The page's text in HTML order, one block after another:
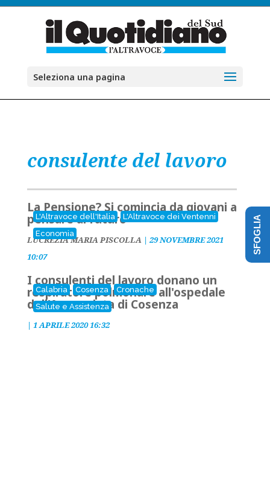
Seleziona una pagina
consulente del lavoro
L'Altravoce dell'Italia
L'Altravoce dei Ventenni
Economia
La Pensione? Si comincia da giovani a
pensare al futuro
LUCREZIA MARIA PISCOLLA| 29 NOVEMBRE 2021
10:07
Calabria Cosenza
Cronache
Salute e Assistenza
I consulenti del lavoro donano un
respiratore polmonare all'ospedale
dell'Annunziata di Cosenza
| 1 APRILE 2020 16:32
SFOGLIA